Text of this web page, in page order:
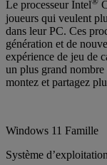
Le processeur Intel
joueurs qui veulent
dans leur PC. Ces
génération et de
expérience de jeu de
un plus grand
montez et partagez
Windows 11 Famille
Système d’exploitation